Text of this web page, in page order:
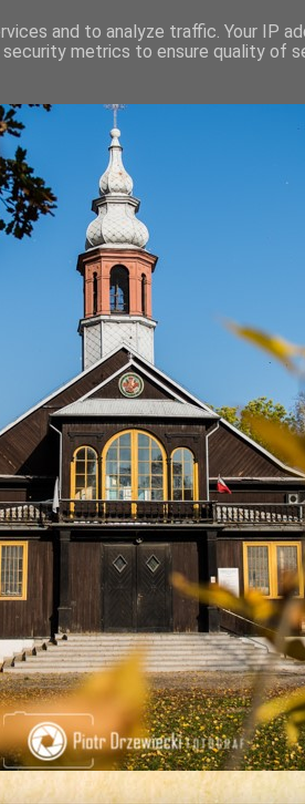
Zbawiciela
and to analyze traffic. Your IP
metrics to ensure quality of